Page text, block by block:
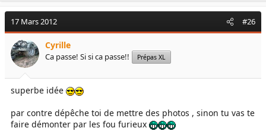
17 Mars 2012 #26
Cyrille
Ca passe! Si si ca passe!! Prépas XL
superbe idée
par contre dépêche toi de mettre des photos , sinon tu vas te
faire démonter par les fou furieux